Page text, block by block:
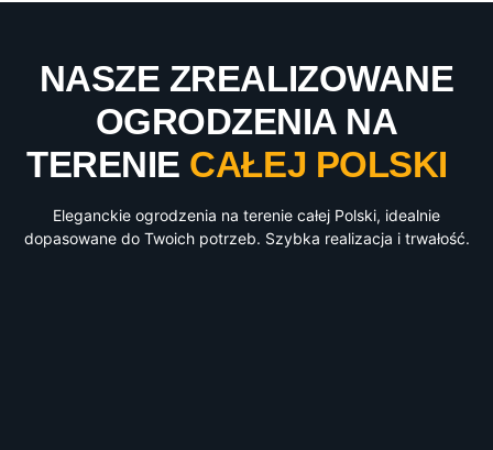
NASZE ZREALIZOWANE
OGRODZENIA NA
TERENIE CAŁEJ POLSKI
Eleganckie ogrodzenia na terenie całej Polski, idealnie
dopasowane do Twoich potrzeb. Szybka realizacja i trwałość.